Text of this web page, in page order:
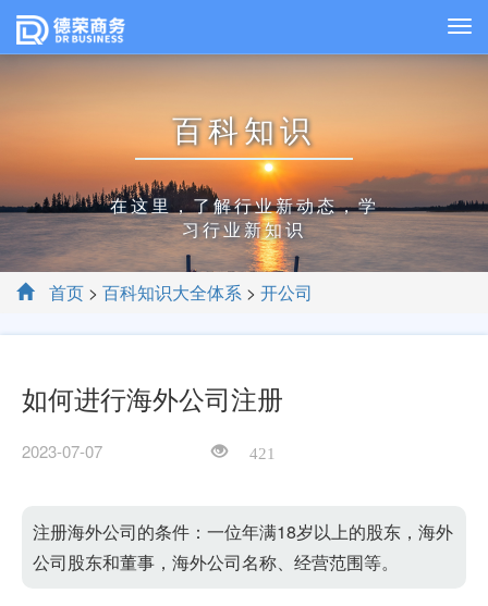
百科知识
在这里，了解行业新动态，学
习行业新知识
首页 > 百科知识大全体系 > 开公司
如何进行海外公司注册
2023-07-07 421
注册海外公司的条件：一位年满18岁以上的股东，海外
公司股东和董事，海外公司名称、经营范围等。